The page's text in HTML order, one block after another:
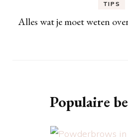
TIPS
Alles wat je moet weten
Populaire